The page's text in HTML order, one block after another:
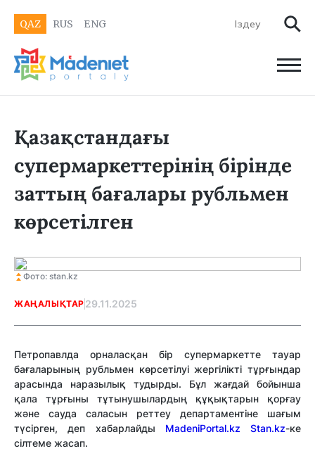
QAZ RUS ENG
Қазақстандағы
супермаркеттерінің бірінде
заттың бағалары рубльмен
көрсетілген
Фото: stan.kz
ЖАҢАЛЫҚТАР 29.11.2025
Петропавлда орналасқан бір супермаркетте тауар
бағаларының рубльмен көрсетілуі жергілікті тұрғындар
арасында наразылық тудырды. Бұл жағдай бойынша
қала тұрғыны тұтынушылардың құқықтарын қорғау
және сауда саласын реттеу департаментіне шағым
түсірген, деп хабарлайды MadeniPortal.kz Stan.kz-ке
сілтеме жасап.